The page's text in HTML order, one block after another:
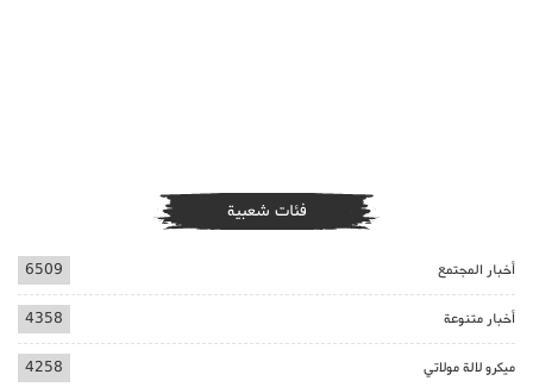
فئات شعبية
أخبار المجتمع 6509
أخبار متنوعة 4358
ميكرو لالة مولاتي 4258